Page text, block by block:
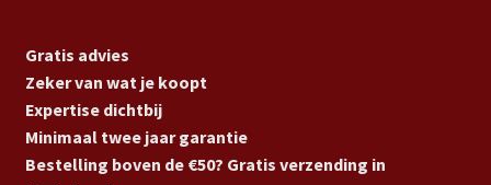
Gratis advies
Zeker van wat je koopt
Expertise dichtbij
Minimaal twee jaar garantie
Bestelling boven de €50? Gratis verzending in